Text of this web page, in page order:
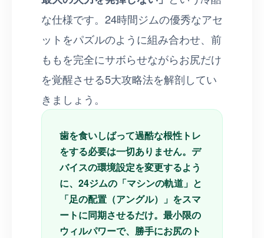
な仕様です。24時間ジムの優秀なアセ
ットをパズルのように組み合わせ、前
ももを完全にサボらせながらお尻だけ
を覚醒させる5大攻略法を解剖してい
きましょう。
歯を食いしばって過酷な根性トレ
をする必要は一切ありません。デ
バイスの環境設定を変更するよう
に、24ジムの「マシンの軌道」と
「足の配置（アングル）」をスマ
ートに同期させるだけ。最小限の
ウィルパワーで、勝手にお尻のト